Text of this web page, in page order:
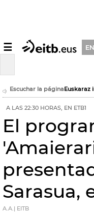
☰
Escuchar la páginaEuskaraz
A LAS 22:30 HORAS, EN ETB1
El
Sarasua,
A.A.| EITB